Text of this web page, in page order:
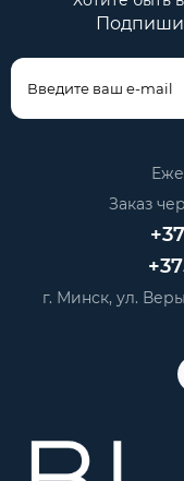
Заказ
г. Минск, ул.